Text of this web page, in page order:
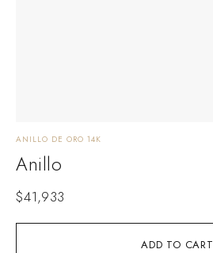
ADD TO CART
ANILLO DE ORO 14K
Anillo
$41,933